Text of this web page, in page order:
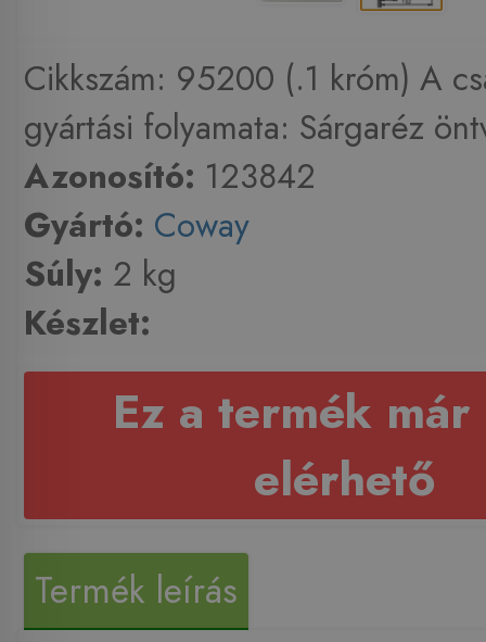
Cikkszám: 95200 (.1 króm) A
gyártási folyamata: Sárgaréz
Azonosító: 123842
Gyártó: Coway
Súly: 2 kg
Készlet:
Ez a termék már
elérhető
Termék leírás